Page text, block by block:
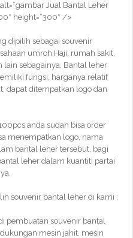
Jual Bantal Leher
height=”300″ />
dipilih sebagai souvenir
umroh Haji, rumah sakit,
lain sebagainya. Bantal leher
fungsi, harganya relatif
dapat ditempatkan logo dan
anda sudah bisa order
menempatkan logo, nama
bantal leher tersebut. bagi
leher dalam kuantiti partai
souvenir bantal leher di kami ;
pembuatan souvenir bantal
mesin jahit, mesin